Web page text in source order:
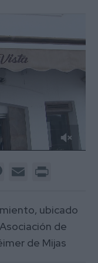
Message
Email
ubicado
de
de Mijas